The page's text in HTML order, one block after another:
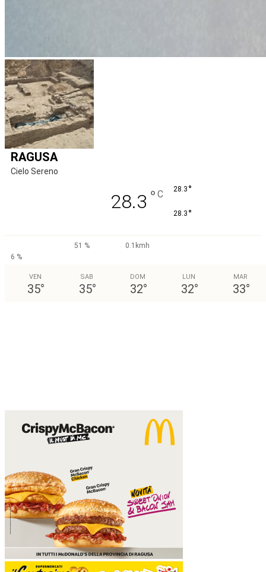
RAGUSA
Cielo Sereno
28.3 ° C 28.3 °
28.3 °
51 %
0.1kmh
6 %
VEN
35°
SAB
35°
DOM
32°
LUN
32°
MAR
33°